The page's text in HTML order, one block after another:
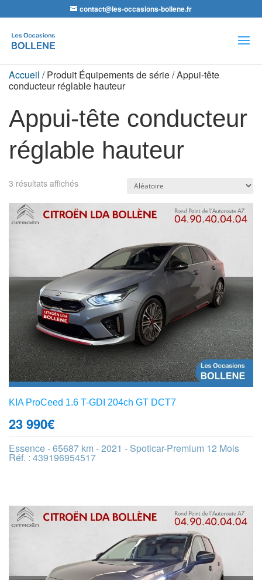
contact@les-occasions-bollene.fr
de
produits
Accueil / Produit Équipements de série / Appui-tête
conducteur réglable hauteur
Appui-tête conducteur
réglable hauteur
3 résultats affichés
KIA ProCeed 1.6 T-GDI 204ch GT DCT7
23 990€
Essence - 65687 km - 2021 - Spoticar-Premium 12 Mois
Réf. : 439196954517